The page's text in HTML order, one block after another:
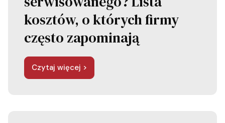
kosztów, o których firmy
często zapominają
Czytaj więcej >